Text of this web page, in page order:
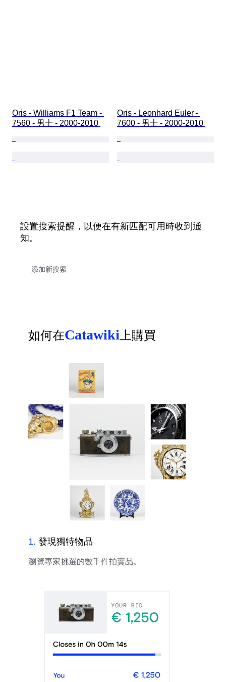
Oris - Williams F1 Team -
7560 - 男士 - 2000-2010
Oris - Leonhard Euler -
7600 - 男士 - 2000-2010
設置搜索提醒，以便在有新匹配可用時收到通
知。
如何在Catawiki 上購買
1. 發現獨特物品
瀏覽專家挑選的數千件拍賣品。